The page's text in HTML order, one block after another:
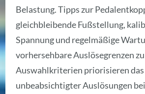
Belastung. Tipps zur
gleichbleibende Fußstellung,
Spannung und regelmäßige
vorhersehbare Auslösegrenzen
Auswahlkriterien priorisieren
unbeabsichtigter Auslösungen